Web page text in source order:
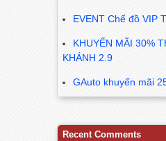
EVENT Chế đồ VIP
KHUYẾN MÃI 30%
KHÁNH 2.9
GAuto khuyến mãi
Recent Comments